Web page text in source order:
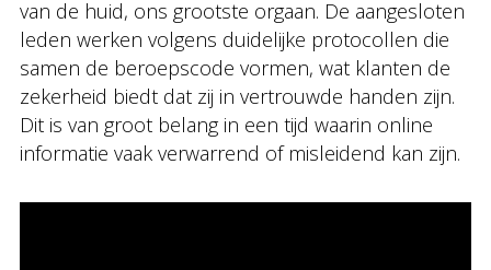
van de huid, ons grootste orgaan. De aangesloten
leden werken volgens duidelijke protocollen die
samen de beroepscode vormen, wat klanten de
zekerheid biedt dat zij in vertrouwde handen zijn.
Dit is van groot belang in een tijd waarin online
informatie vaak verwarrend of misleidend kan zijn.